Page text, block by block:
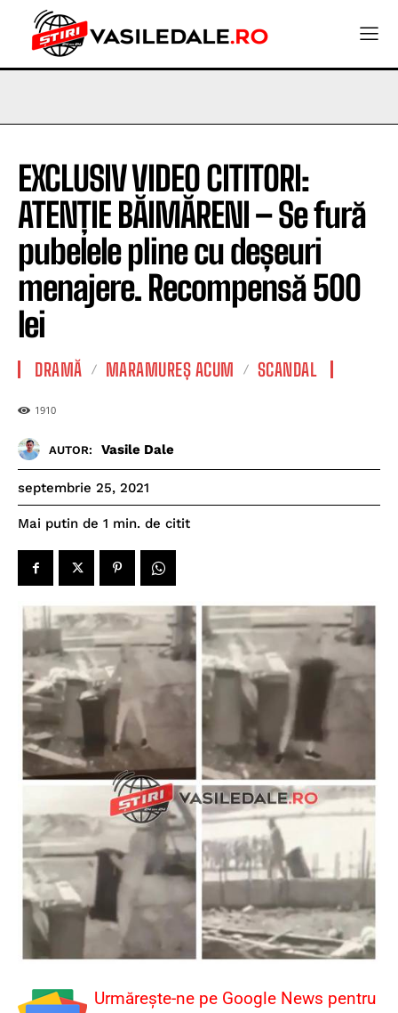
EXCLUSIV VIDEO CITITORI:
ATENȚIE BĂIMĂRENI – Se fură
pubelele pline cu deșeuri
menajere. Recompensă 500
lei
DRAMĂ MARAMUREȘ ACUM SCANDAL
1910
AUTOR: Vasile Dale
septembrie 25, 2021
Mai putin de 1 min. de citit
Urmărește-ne pe Google News pentru